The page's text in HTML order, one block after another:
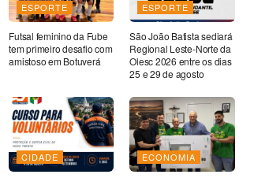
ESPORTE
Futsal feminino da Fube
tem primeiro desafio com
amistoso em Botuverá
ESPORTE
São João Batista sediará
Regional Leste-Norte da
Olesc 2026 entre os dias
25 e 29 de agosto
CIDADE ECONOMIA